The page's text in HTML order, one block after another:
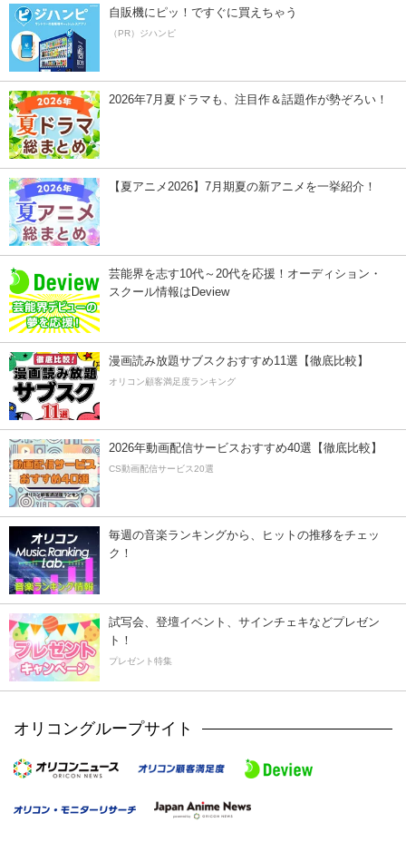
自販機にピッ！ですぐに買えちゃう
（PR）ジハンピ
2026年7月夏ドラマも、注目作＆話題作が勢ぞろい！
【夏アニメ2026】7月期夏の新アニメを一挙紹介！
芸能界を志す10代～20代を応援！オーディション・
スクール情報はDeview
漫画読み放題サブスクおすすめ11選【徹底比較】
オリコン顧客満足度ランキング
2026年動画配信サービスおすすめ40選【徹底比較】
CS動画配信サービス20選
毎週の音楽ランキングから、ヒットの推移をチェッ
ク！
試写会、登壇イベント、サインチェキなどプレゼン
ト！
プレゼント特集
オリコングループサイト